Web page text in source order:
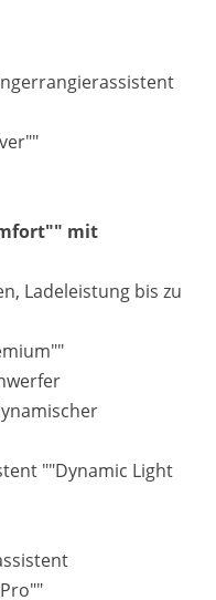
mit
Ladeleistung bis zu
""Dynamic Light